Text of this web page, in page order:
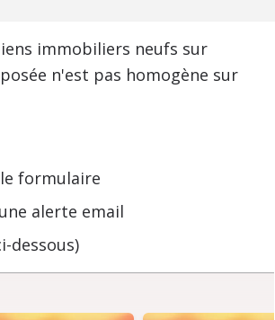
immobiliers neufs sur
n'est pas homogène sur
formulaire
alerte email
dessous)